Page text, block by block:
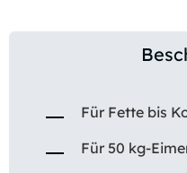
Für Fette bis
Für 50 kg-